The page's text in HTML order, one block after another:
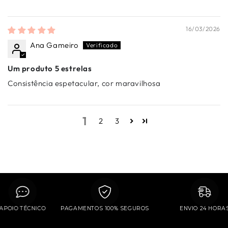
16/03/2026
Ana Gameiro
Um produto 5 estrelas
Consistência espetacular, cor maravilhosa
1 2 3
APOIO TÉCNICO PAGAMENTOS 100% SEGUROS ENVIO 24